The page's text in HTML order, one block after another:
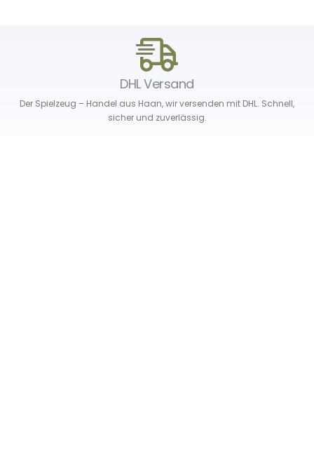
DHL Versand
Der Spielzeug – Handel aus Haan, wir versenden mit DHL. Schnell,
sicher und zuverlässig.